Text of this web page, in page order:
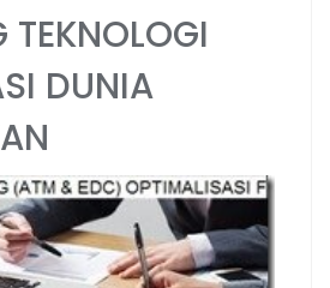
TEKNOLOGI
DUNIA